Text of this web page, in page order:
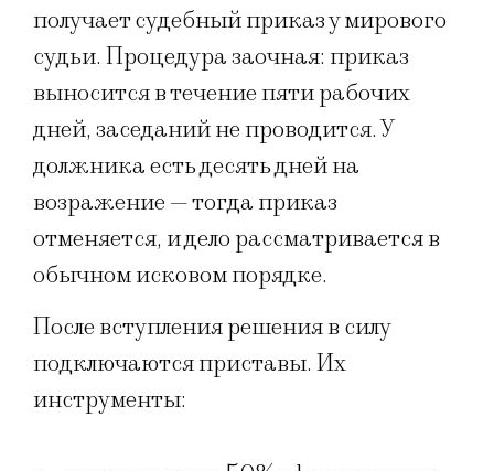
получает судебный приказ у мирового
судьи. Процедура заочная: приказ
выносится в течение пяти рабочих
дней, заседаний не проводится. У
должника есть десять дней на
возражение — тогда приказ
отменяется, и дело рассматривается в
обычном исковом порядке.
После вступления решения в силу
подключаются приставы. Их
инструменты: